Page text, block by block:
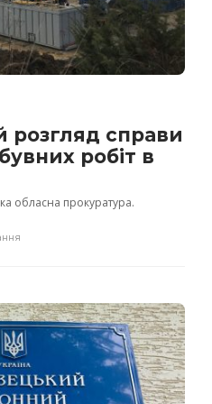
розгляд справи
робіт в
обласна прокуратура.